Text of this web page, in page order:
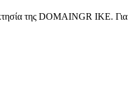
της DOMAINGR ΙΚΕ.